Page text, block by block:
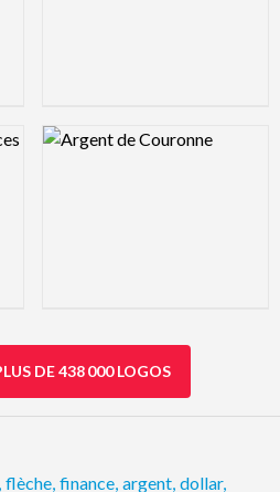
Logo Preview Image
DE 438 000 LOGOS
flèche finance argent dollar,